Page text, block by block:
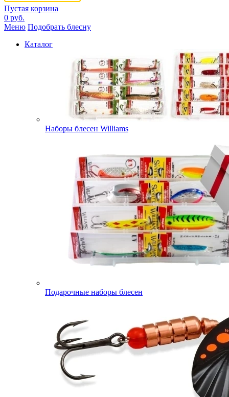
Пустая корзина
0 руб.
Меню Подобрать блесну
Каталог
Наборы блесен Williams
Подарочные наборы блесен